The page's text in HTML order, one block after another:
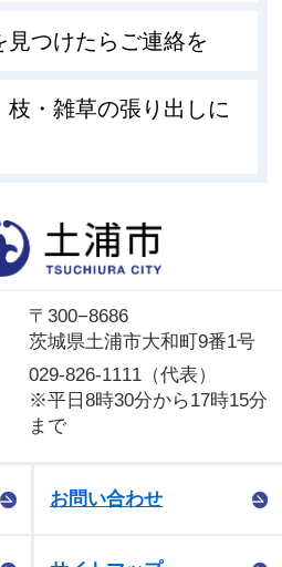
見つけたらご連絡を
枝・雑草の張り出しに
〒300−8686
茨城県土浦市大和町9番1号
029-826-1111（代表）
※平日8時30分から17時15分
まで
お問い合わせ